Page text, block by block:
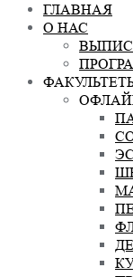
ГЛАВНАЯ
О НАС